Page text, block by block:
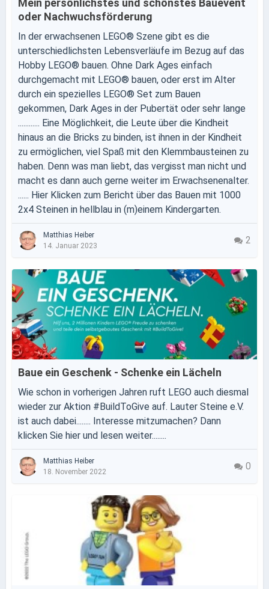
Mein persönlichstes und schönstes Bauevent
oder Nachwuchsförderung
In der erwachsenen LEGO® Szene gibt es die
unterschiedlichsten Lebensverläufe im Bezug auf das
Hobby LEGO® bauen. Ohne Dark Ages einfach
durchgemacht mit LEGO® bauen, oder erst im Alter
durch ein spezielles LEGO® Set zum Bauen
gekommen, Dark Ages in der Pubertät oder sehr lange
............ Eine Möglichkeit, die Leute über die Kindheit
hinaus an die Bricks zu binden, ist ihnen in der Kindheit
zu ermöglichen, viel Spaß mit den Klemmbausteinen zu
haben. Denn was man liebt, das vergisst man nicht und
macht es dann auch gerne weiter im Erwachsenenalter.
...... Hier Klicken zum Bericht über das Bauen mit 1000
2x4 Steinen in hellblau in (m)einem Kindergarten.
Matthias Heiber
14. Januar 2023
2
Baue ein Geschenk - Schenke ein Lächeln
Wie schon in vorherigen Jahren ruft LEGO auch diesmal
wieder zur Aktion #BuildToGive auf. Lauter Steine e.V.
ist auch dabei........ Interesse mitzumachen? Dann
klicken Sie hier und lesen weiter........
Matthias Heiber
18. November 2022
0